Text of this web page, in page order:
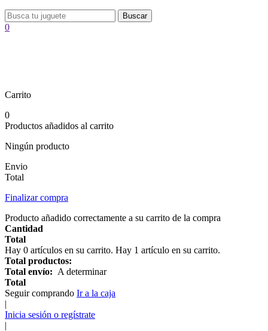
Buscar
0
Carrito
0
Productos añadidos al carrito
Ningún producto
Envio
Total
Finalizar compra
Producto añadido correctamente a su carrito de la compra
Cantidad
Total
Hay 0 artículos en su carrito. Hay 1 artículo en su carrito.
Total productos:
Total envío: A determinar
Total
Seguir comprando Ir a la caja
|
Inicia sesión o regístrate
|